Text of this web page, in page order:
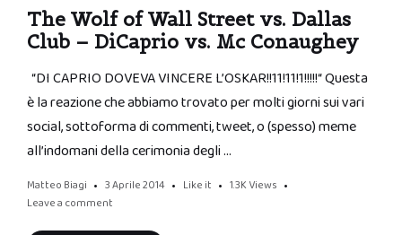
The Wolf of Wall Street vs. Dallas
Club – DiCaprio vs. Mc Conaughey
“DI CAPRIO DOVEVA VINCERE L’OSKAR!!11!11!1!!!!!“ Questa
è la reazione che abbiamo trovato per molti giorni sui vari
social, sottoforma di commenti, tweet, o (spesso) meme
all’indomani della cerimonia degli …
Matteo Biagi 3 Aprile 2014 Like it 1.3K Views
Leave a comment